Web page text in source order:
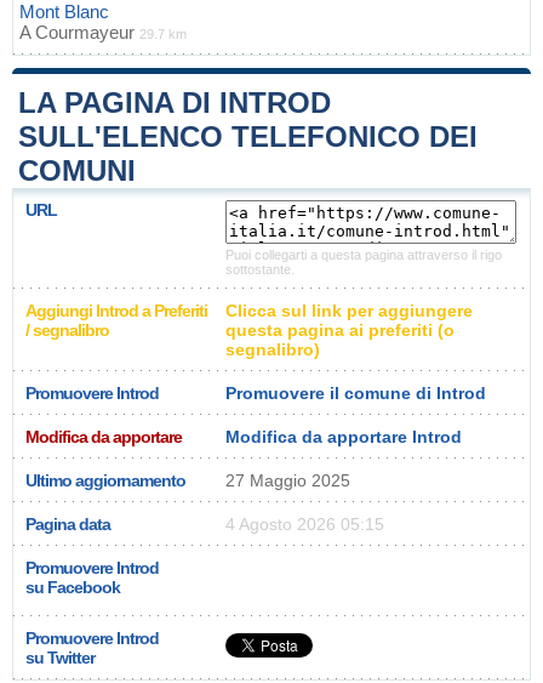
Mont Blanc
ACourmayeur 29.7 km
LA PAGINA DI INTROD
SULL'ELENCO TELEFONICO DEI
COMUNI
URL
Puoi collegarti a questa pagina attraverso il rigo
sottostante.
Aggiungi Introd a Preferiti
/ segnalibro
Clicca sul link per aggiungere
questa pagina ai preferiti (o
segnalibro)
Promuovere Introd Promuovere il comune di Introd
Modifica da apportare Modifica da apportare Introd
Ultimo aggiornamento 27 Maggio 2025
Pagina data 4 Agosto 2026 05:15
Promuovere Introd
su Facebook
Promuovere Introd
su Twitter